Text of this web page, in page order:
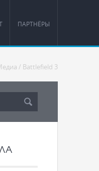
ПАРТНЁРЫ
/ Battlefield 3